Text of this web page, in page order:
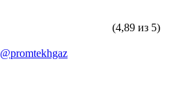
(4,89 из 5)
@promtekhgaz